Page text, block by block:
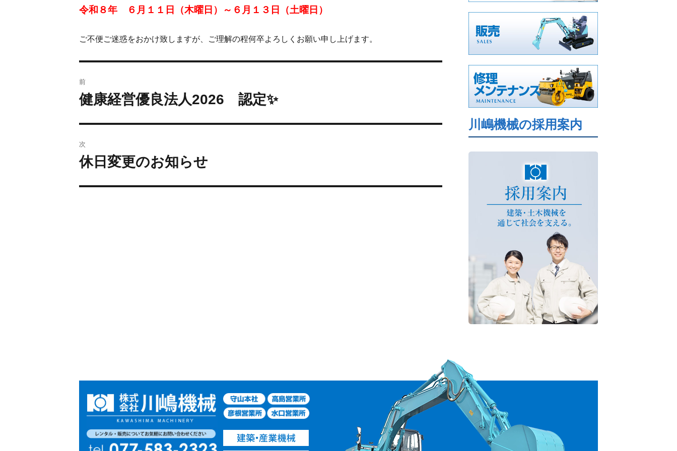
令和８年 ６月１１日（木曜日）～６月１３日（土曜日）
ご不便ご迷惑をおかけ致しますが、ご理解の程何卒よろしくお願い申し上げます。
前
健康経営優良法人2026 認定✨
次
休日変更のお知らせ
川嶋機械の採用案内